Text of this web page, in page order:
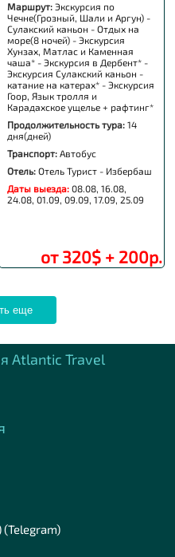
Маршрут:Экскурсия по
Чечне(Грозный, Шали и Аргун) -
Сулакский каньон - Отдых на
море(8 ночей) - Экскурсия
Хунзах, Матлас и Каменная
чаша* - Экскурсия в Дербент* -
Экскурсия Сулакский каньон -
катание на катерах* - Экскурсия
Гоор, Язык тролля и
Карадахское ущелье + рафтинг*
Продолжительность тура:14
дня(дней)
Транспорт:Автобус
Отель:Отель Турист - Избербаш
Даты выезда:08.08, 16.08,
24.08, 01.09, 09.09, 17.09, 25.09
от 320$ + 200р.
еще
Аtlantic Travel
(Telegram)